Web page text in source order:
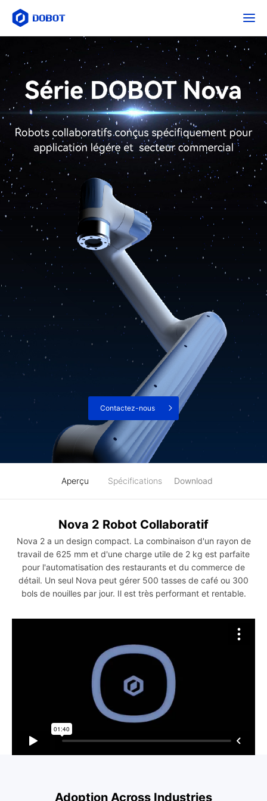
Contactez-nous
Aperçu Spécifications Download
Nova 2 Robot Collaboratif
Nova 2 a un design compact. La combinaison d'un rayon de
travail de 625 mm et d'une charge utile de 2 kg est parfaite
pour l'automatisation des restaurants et du commerce de
détail. Un seul Nova peut gérer 500 tasses de café ou 300
bols de nouilles par jour. Il est très performant et rentable.
Adoption Across Industries